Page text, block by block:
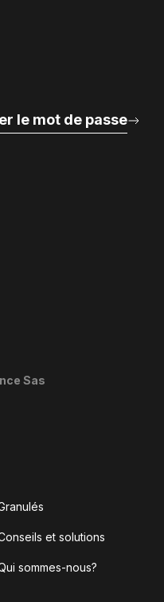
Sas
le mot de passe
et solutions
sommes-nous?